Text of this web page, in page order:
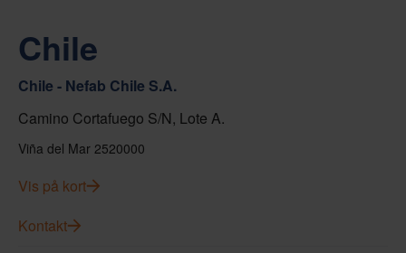
Chile
Chile - Nefab Chile S.A.
Camino Cortafuego S/N, Lote A.
Viña del Mar 2520000
Vis på kort
Kontakt